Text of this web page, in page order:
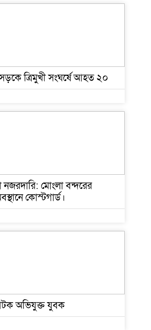
ত্রিমুখী সংঘর্ষে আহত ২০
নজরদারি: মোংলা বন্দরের
কোস্টগার্ড।
অভিযুক্ত যুবক